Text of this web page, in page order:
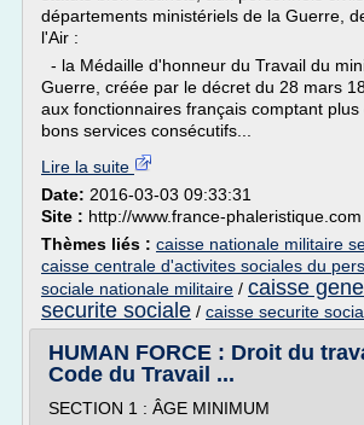
départements ministériels de la Guerre,
l'Air :
- la Médaille d'honneur du Travail du
Guerre, créée par le décret du 28 mars
aux fonctionnaires français comptant
bons services consécutifs...
Lire la suite
Date: 2016-03-03 09:33:31
Site : http://www.france-phaleristique.com
Thèmes liés : caisse nationale militaire
caisse centrale d'activites sociales du
sociale nationale militaire / caisse
securite sociale / caisse securite
HUMAN FORCE : Droit du
Code du Travail ...
SECTION 1 : ÂGE MINIMUM